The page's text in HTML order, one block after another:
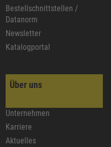
Bestellschnittstellen /
Datanorm
Newsletter
Katalogportal
Über uns
Unternehmen
Karriere
Aktuelles